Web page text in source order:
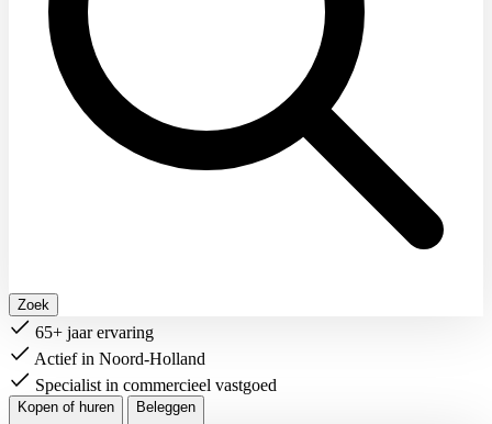
Zoek
65+ jaar ervaring
Actief in Noord-Holland
Specialist in commercieel vastgoed
Kopen of huren Beleggen